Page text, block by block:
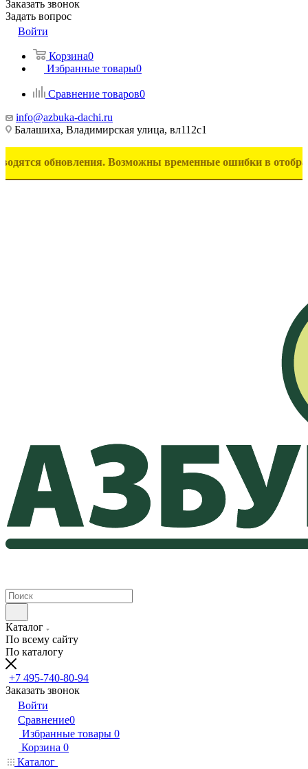
Заказать звонок
Задать вопрос
Войти
Корзина0
Избранные товары0
Сравнение товаров0
info@azbuka-dachi.ru
Балашиха, Владимирская улица, вл112с1
Возможны временные ошибки в отображении
Каталог
По всему сайту
По каталогу
+7 495-740-80-94
Заказать звонок
Войти
Сравнение0
Избранные товары 0
Корзина 0
Каталог